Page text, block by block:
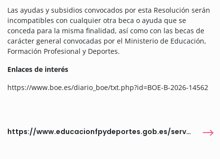
Las ayudas y subsidios convocados por esta Resolución serán
incompatibles con cualquier otra beca o ayuda que se
conceda para la misma finalidad, así como con las becas de
carácter general convocadas por el Ministerio de Educación,
Formación Profesional y Deportes.
Enlaces de interés
https://www.boe.es/diario_boe/txt.php?id=BOE-B-2026-14562
https://www.educacionfpydeportes.gob.es/servicios-al-ciudadano/catalogo/general/05/050140/ficha/050140-2026.html